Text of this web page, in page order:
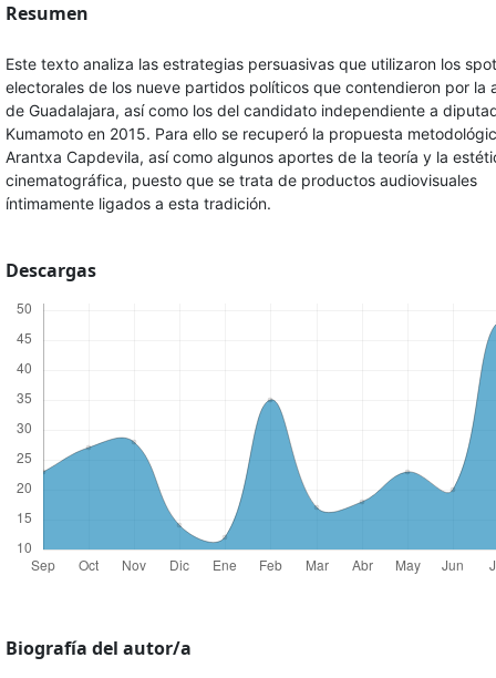
Resumen
Este texto analiza las estrategias persuasivas que utilizaron los
electorales de los nueve partidos políticos que contendieron por la
de Guadalajara, así como los del candidato independiente a
Kumamoto en 2015. Para ello se recuperó la propuesta
Arantxa Capdevila, así como algunos aportes de la teoría y la
cinematográfica, puesto que se trata de productos audiovisuales
íntimamente ligados a esta tradición.
Descargas
Biografía del autor/a